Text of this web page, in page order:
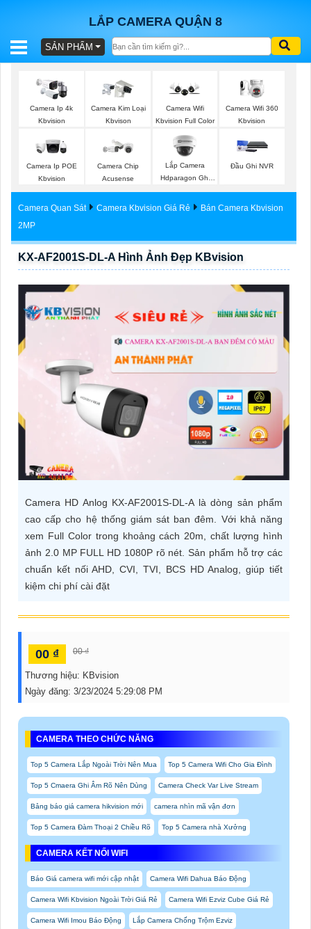
LẮP CAMERA QUẬN 8
BÁO
TRỌN
TƯ
LẮP
ĐẶT
CAMERA
TƯ
SẢN PHẨM
Camera Ip 4k
Kbvision
Camera Kim Loại
Kbvison
Camera Wifi
Kbvision Full Color
Camera Wifi 360
Kbvision
Camera Ip POE
Kbvision
Camera Chip
Acusense
Lắp Camera
Hdparagon Ghi
Âm
Đầu Ghi NVR
Camera Quan Sát Camera Kbvision Giá Rẻ
Bán Camera Kbvision
2MP
KX-AF2001S-DL-A Hình Ảnh Đẹp KBvision
Camera HD Anlog KX-AF2001S-DL-A là dòng sản phẩm
cao cấp cho hệ thống giám sát ban đêm. Với khả năng
xem Full Color trong khoảng cách 20m, chất lượng hình
ảnh 2.0 MP FULL HD 1080P rõ nét. Sản phẩm hỗ trợ các
chuẩn kết nối AHD, CVI, TVI, BCS HD Analog, giúp tiết
kiệm chi phí cài đặt
00 ₫ 00 ₫
Thương hiệu: KBvision
Ngày đăng: 3/23/2024 5:29:08 PM
CAMERA THEO CHỨC NĂNG
Top 5 Camera Lắp Ngoài Trời Nên Mua Top 5 Camera Wifi Cho Gia Đình
Top 5 Cmaera Ghi Âm Rõ Nên Dùng Camera Check Var Live Stream
Bảng báo giá camera hikvision mới camera nhìn mã vận đơn
Top 5 Camera Đàm Thoại 2 Chiều Rõ Top 5 Camera nhà Xưởng
CAMERA KẾT NỐI WIFI
Báo Giá camera wifi mới cập nhật Camera Wifi Dahua Báo Động
Camera Wifi Kbvision Ngoài Trời Giá Rẻ Camera Wifi Ezviz Cube Giá Rẻ
Camera Wifi Imou Báo Động Lắp Camera Chống Trộm Ezviz